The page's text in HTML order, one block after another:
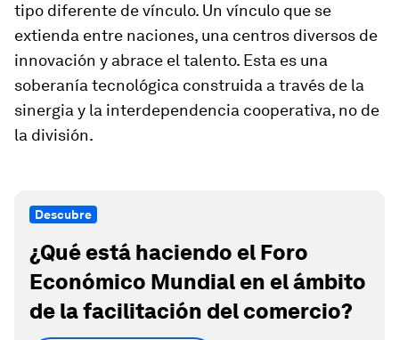
tipo diferente de vínculo. Un vínculo que se
extienda entre naciones, una centros diversos de
innovación y abrace el talento. Esta es una
soberanía tecnológica construida a través de la
sinergia y la interdependencia cooperativa, no de
la división.
Descubre
¿Qué está haciendo el Foro
Económico Mundial en el ámbito
de la facilitación del comercio?